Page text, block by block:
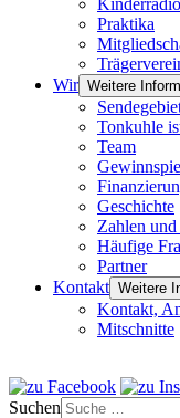
Kinderradio
Praktika
Wir Weitere
Tonkuhle
Team
Geschichte
Zahlen und
Häufige
Partner
Kontakt Weitere
Kontakt,
Mitschnitte
Suchen